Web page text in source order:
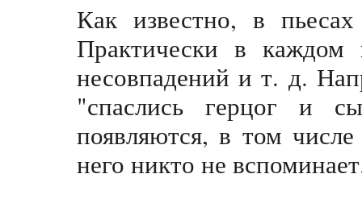
Как известно, в
Практически в каждом
несовпадений и т. д.
"спаслись герцог и
появляются, в том
него никто не